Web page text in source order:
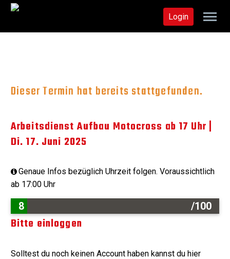
Login
Dieser Termin hat bereits stattgefunden.
Arbeitsdienst Aufbau Motocross ab 17 Uhr |
Di. 17. Juni 2025
Genaue Infos bezüglich Uhrzeit folgen. Voraussichtlich
ab 17:00 Uhr
8 /100
Bitte einloggen
Solltest du noch keinen Account haben kannst du hier